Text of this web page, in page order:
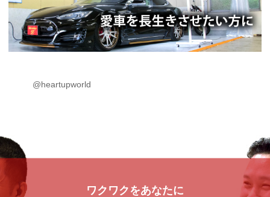
@heartupworld
ワクワクをあなたに